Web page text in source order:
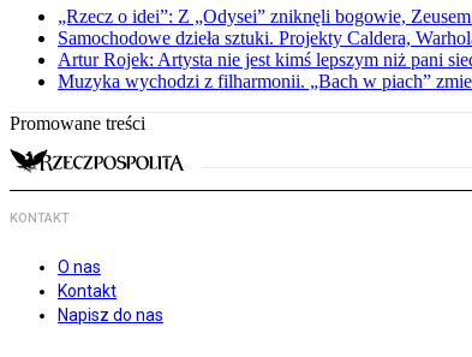
„Rzecz o idei”: Z „Odysei” zniknęli bogowie,
Samochodowe dzieła sztuki. Projekty Caldera,
Artur Rojek: Artysta nie jest kimś lepszym niż pani
Muzyka wychodzi z filharmonii. „Bach w piach”
Promowane treści
KONTAKT
O nas
Kontakt
Napisz do nas